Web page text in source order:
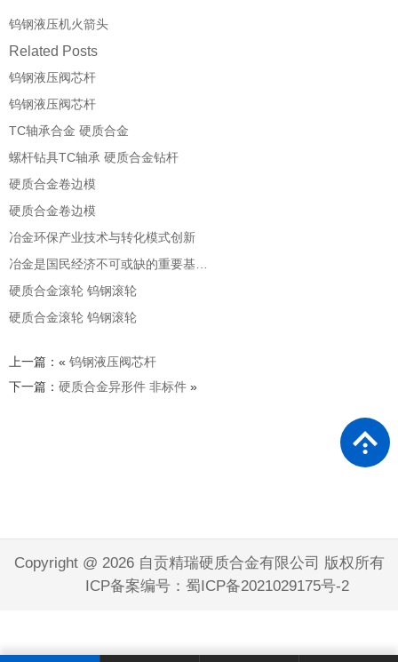
钨钢液压机火箭头
Related Posts
钨钢液压阀芯杆
钨钢液压阀芯杆
TC轴承合金 硬质合金
螺杆钻具TC轴承 硬质合金钻杆
硬质合金卷边模
硬质合金卷边模
冶金环保产业技术与转化模式创新
冶金是国民经济不可或缺的重要基…
硬质合金滚轮 钨钢滚轮
硬质合金滚轮 钨钢滚轮
上一篇：« 钨钢液压阀芯杆
下一篇： 硬质合金异形件 非标件 »
Copyright @ 2026 自贡精瑞硬质合金有限公司 版权所有
ICP备案编号：蜀ICP备2021029175号-2